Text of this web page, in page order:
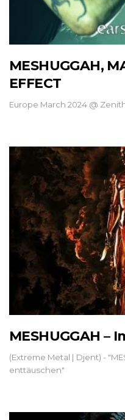
MESHUGGAH,
EFFECT
Europe March 2024 @
MESHUGGAH –
(Extreme Metal | Djent) -
enttäuschen"